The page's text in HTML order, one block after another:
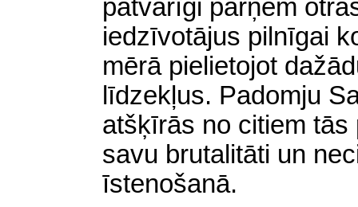
patvarīgi pārņem
iedzīvotājus pilnīgai
mērā pielietojot
līdzekļus. Padomju
atšķīrās no citiem
savu brutalitāti un
īstenošanā.